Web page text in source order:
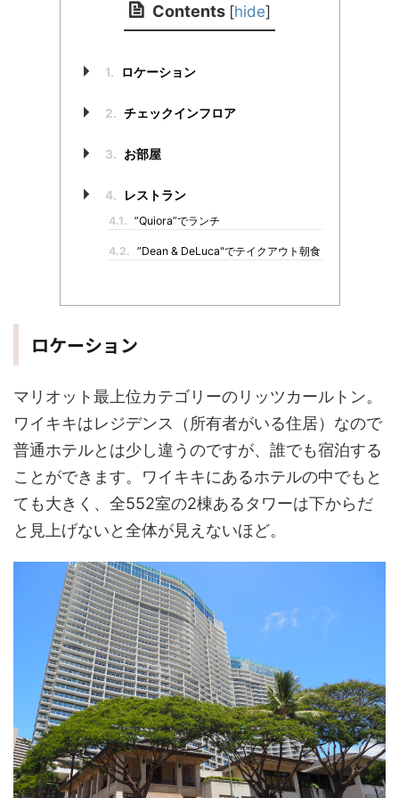
Contents [hide]
1. ロケーション
2. チェックインフロア
3. お部屋
4. レストラン
4.1. ”Quiora”でランチ
4.2. ”Dean & DeLuca"でテイクアウト朝食
ロケーション
マリオット最上位カテゴリーのリッツカールトン。
ワイキキはレジデンス（所有者がいる住居）なので
普通ホテルとは少し違うのですが、誰でも宿泊する
ことができます。ワイキキにあるホテルの中でもと
ても大きく、全552室の2棟あるタワーは下からだ
と見上げないと全体が見えないほど。